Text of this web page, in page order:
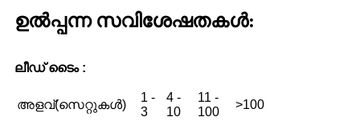
ഉൽപ്പന്ന സവിശേഷതകൾ:
ലീഡ് ടൈം :
അളവ്(സെറ്റുകൾ)
1 -
3
4 -
10
11 -
100
>100